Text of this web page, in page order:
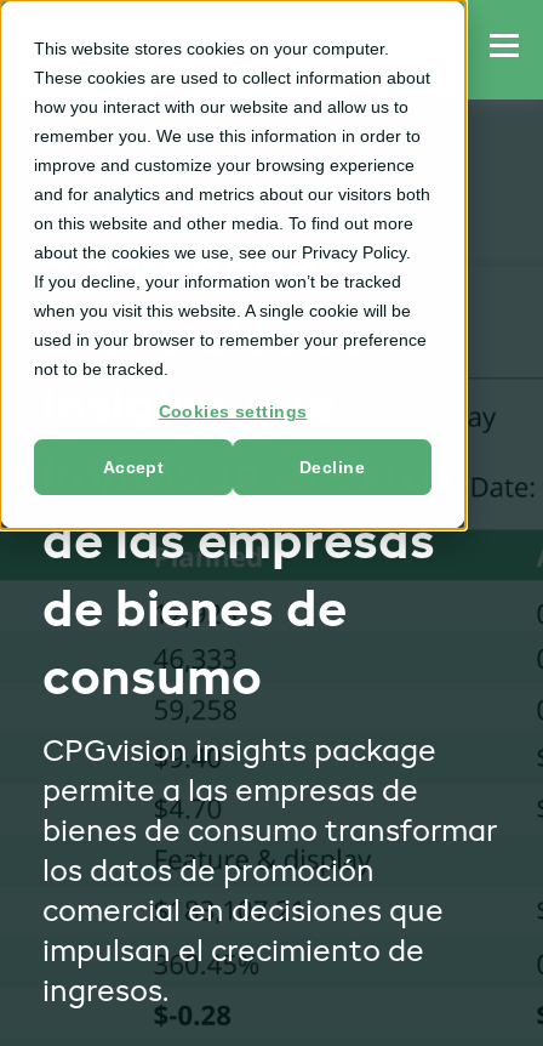
This website stores cookies on your computer.
These cookies are used to collect information about
how you interact with our website and allow us to
remember you. We use this information in order to
improve and customize your browsing experience
and for analytics and metrics about our visitors both
on this website and other media. To find out more
about the cookies we use, see our Privacy Policy.
If you decline, your information won’t be tracked
when you visit this website. A single cookie will be
used in your browser to remember your preference
not to be tracked.
Cookies settings
Accept Decline
5 categorías
esenciales de
insights que
impulsan el éxito
de las empresas
de bienes de
consumo
CPGvision insights package
permite a las empresas de
bienes de consumo transformar
los datos de promoción
comercial en decisiones que
impulsan el crecimiento de
ingresos.